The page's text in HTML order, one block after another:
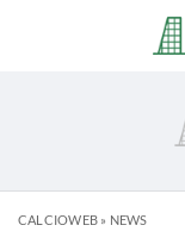
CALCIOWEB» NEWS